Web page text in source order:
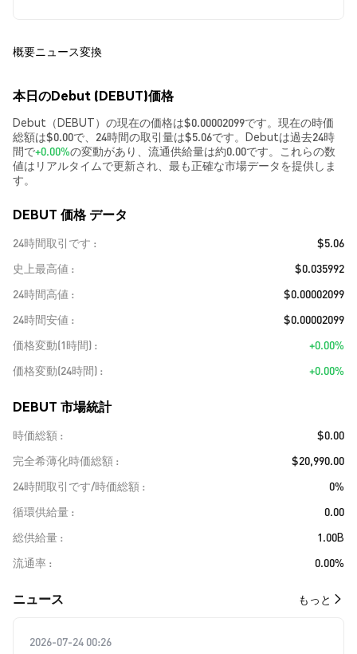
概要ニュース変換
本日のDebut (DEBUT)価格
Debut（DEBUT）の現在の価格は$0.00002099です。現在の時価
総額は$0.00で、24時間の取引量は$5.06です。Debutは過去24時
間で+0.00%の変動があり、流通供給量は約0.00です。これらの数
値はリアルタイムで更新され、最も正確な市場データを提供しま
す。
DEBUT 価格 データ
24時間取引です
$5.06
史上最高値
$0.035992
24時間高値
$0.00002099
24時間安値
$0.00002099
価格変動(1時間)
+0.00%
価格変動(24時間)
+0.00%
DEBUT 市場統計
時価総額
$0.00
完全希薄化時価総額
$20,990.00
24時間取引です/時価総額
0%
循環供給量
0.00
総供給量
1.00B
流通率
0.00%
​​ニュース​​ もっと
2026-07-24 00:26